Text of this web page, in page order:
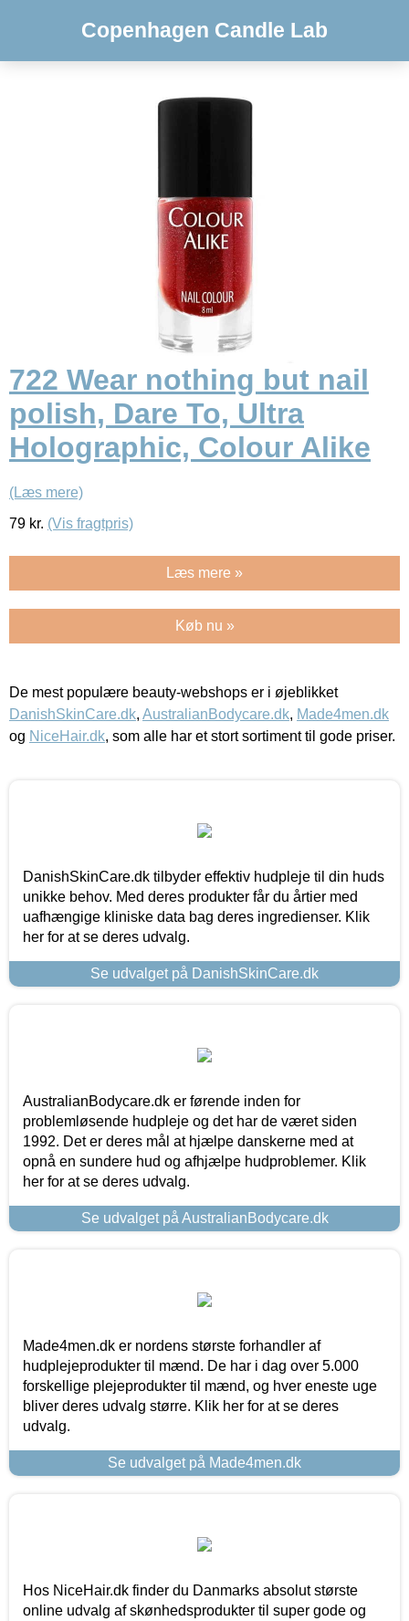
Copenhagen Candle Lab
722 Wear nothing but nail
polish, Dare To, Ultra
Holographic, Colour Alike
(Læs mere)
79 kr. (Vis fragtpris)
Læs mere »
Køb nu »
De mest populære beauty-webshops er i øjeblikket
DanishSkinCare.dk, AustralianBodycare.dk, Made4men.dk
og NiceHair.dk, som alle har et stort sortiment til gode priser.
DanishSkinCare.dk tilbyder effektiv hudpleje til din huds
unikke behov. Med deres produkter får du årtier med
uafhængige kliniske data bag deres ingredienser. Klik
her for at se deres udvalg.
Se udvalget på DanishSkinCare.dk
AustralianBodycare.dk er førende inden for
problemløsende hudpleje og det har de været siden
1992. Det er deres mål at hjælpe danskerne med at
opnå en sundere hud og afhjælpe hudproblemer. Klik
her for at se deres udvalg.
Se udvalget på AustralianBodycare.dk
Made4men.dk er nordens største forhandler af
hudplejeprodukter til mænd. De har i dag over 5.000
forskellige plejeprodukter til mænd, og hver eneste uge
bliver deres udvalg større. Klik her for at se deres
udvalg.
Se udvalget på Made4men.dk
Hos NiceHair.dk finder du Danmarks absolut største
online udvalg af skønhedsprodukter til super gode og